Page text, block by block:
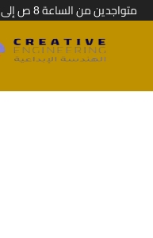
متواجدين من الساعة 8 ص إلى 10 م